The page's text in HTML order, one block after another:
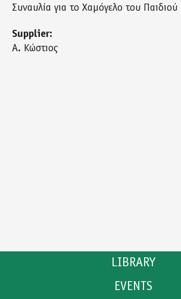
LIBRARY
CATALOGUE
EVENTS
Συναυλία για το Χαμόγελο του Παιδιού
Supplier:
Α. Κώστιος